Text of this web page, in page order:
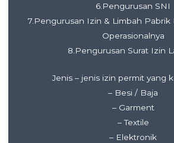
6.Pengurusan SNI
7.Pengurusan Izin & Limbah Pabrik
Operasionalnya
8.Pengurusan Surat Izin
Jenis – jenis izin permit yang
– Besi / Baja
– Garment
– Textile
– Elektronik